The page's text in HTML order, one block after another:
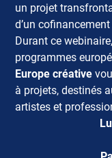
un projet
d’un
Durant ce
programmes
Europe créative
à projets, destinés
artistes et